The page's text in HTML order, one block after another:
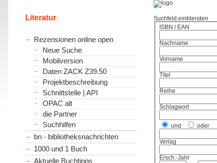
Suchfeld einblenden
ISBN / EAN
Nachname
Vorname
Titel
Reihe
Schlagwort
und oder
Verlag
Ersch.-Jahr
Literatur
Rezensionen online open
Neue Suche
Mobilversion
Daten ZACK Z39.50
Projektbeschreibung
Schnittstelle | API
OPAC alt
die Partner
Suchhilfen
bn - bibliotheksnachrichten
1000 und 1 Buch
Aktuelle Buchtipps